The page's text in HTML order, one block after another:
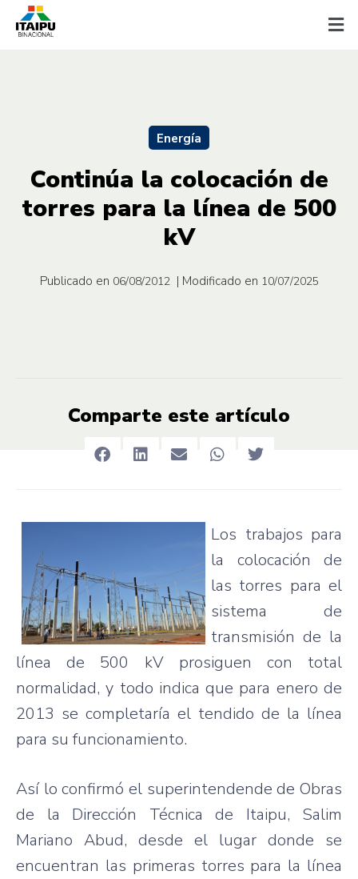
Energía
Continúa la colocación de
torres para la línea de 500
kV
Publicado en 06/08/2012 | Modificado en 10/07/2025
Comparte este artículo
Los trabajos para
la colocación de
las torres para el
sistema de
transmisión de la
línea de 500 kV prosiguen con total
normalidad, y todo indica que para enero de
2013 se completaría el tendido de la línea
para su funcionamiento.
Asíloconfirmó el superintendende deObras
de la Dirección Técnica de Itaipu, Salim
Mariano Abud, desde el lugar donde se
encuentran las primeras torres para la línea